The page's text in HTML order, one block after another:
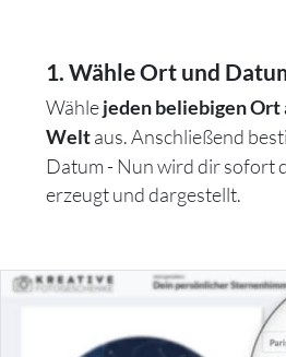
1. Wähle Ort und
Wählejeden beliebigen Ort
Weltaus. Anschließend
Datum - Nun wird dir sofort
erzeugt und dargestellt.